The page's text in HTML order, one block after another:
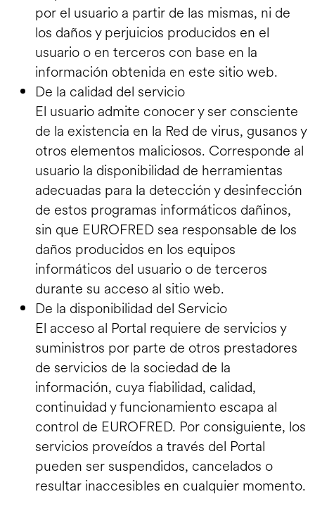
por el usuario a partir de las mismas, ni de
los daños y perjuicios producidos en el
usuario o en terceros con base en la
información obtenida en este sitio web.
De la calidad del servicio
El usuario admite conocer y ser consciente
de la existencia en la Red de virus, gusanos y
otros elementos maliciosos. Corresponde al
usuario la disponibilidad de herramientas
adecuadas para la detección y desinfección
de estos programas informáticos dañinos,
sin que EUROFRED sea responsable de los
daños producidos en los equipos
informáticos del usuario o de terceros
durante su acceso al sitio web.
De la disponibilidad del Servicio
El acceso al Portal requiere de servicios y
suministros por parte de otros prestadores
de servicios de la sociedad de la
información, cuya fiabilidad, calidad,
continuidad y funcionamiento escapa al
control de EUROFRED. Por consiguiente, los
servicios proveídos a través del Portal
pueden ser suspendidos, cancelados o
resultar inaccesibles en cualquier momento.